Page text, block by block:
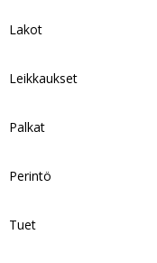
Lakot
Leikkaukset
Palkat
Perintö
Tuet